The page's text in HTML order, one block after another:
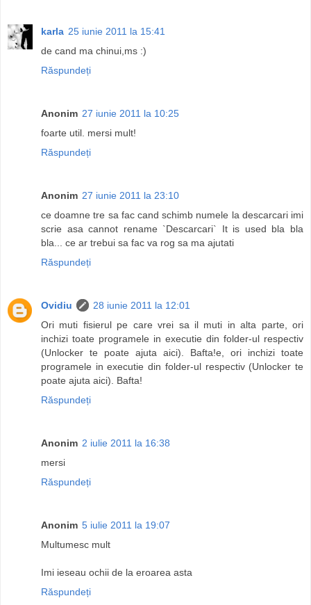
karla 25 iunie 2011 la 15:41
de cand ma chinui,ms :)
Răspundeți
Anonim 27 iunie 2011 la 10:25
foarte util. mersi mult!
Răspundeți
Anonim 27 iunie 2011 la 23:10
ce doamne tre sa fac cand schimb numele la descarcari imi
scrie asa cannot rename `Descarcari` It is used bla bla
bla... ce ar trebui sa fac va rog sa ma ajutati
Răspundeți
Ovidiu
28 iunie 2011 la 12:01
Ori muti fisierul pe care vrei sa il muti in alta parte, ori
inchizi toate programele in executie din folder-ul respectiv
(Unlocker te poate ajuta aici). Bafta!e, ori inchizi toate
programele in executie din folder-ul respectiv (Unlocker te
poate ajuta aici). Bafta!
Răspundeți
Anonim 2 iulie 2011 la 16:38
mersi
Răspundeți
Anonim 5 iulie 2011 la 19:07
Multumesc mult
Imi ieseau ochii de la eroarea asta
Răspundeți